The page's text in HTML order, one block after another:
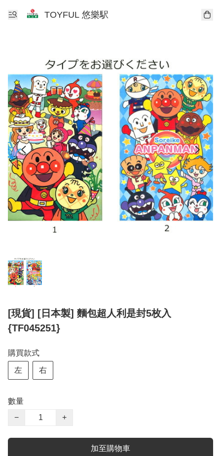
TOYFUL 悠樂駅
[現貨] [日本製] 麵包超人利是封5枚入
{TF045251}
購買款式
左 右
數量
−
+
加至購物車